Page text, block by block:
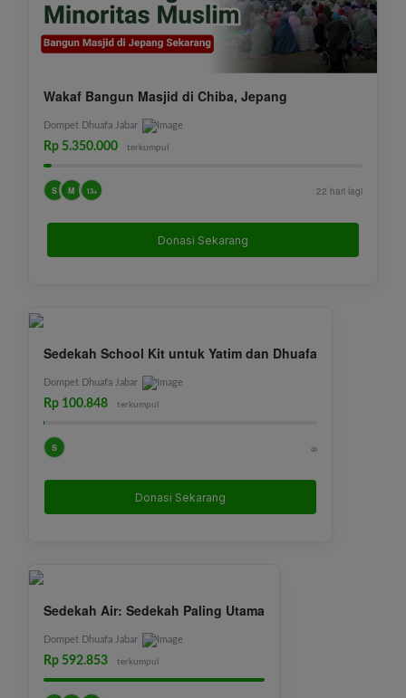
Wakaf Bangun Masjid di Chiba, Jepang
Dompet Dhuafa Jabar
Rp 5.350.000 terkumpul
S M 13+ 22 hari lagi
Donasi Sekarang
Sedekah School Kit untuk Yatim dan Dhuafa
Dompet Dhuafa Jabar
Rp 100.848 terkumpul
S ∞
Donasi Sekarang
Sedekah Air: Sedekah Paling Utama
Dompet Dhuafa Jabar
Rp 592.853 terkumpul